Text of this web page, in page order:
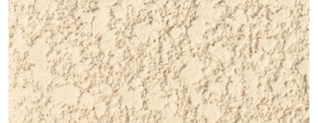
責任施工
お問い合わせ
資料請求
よくある質問